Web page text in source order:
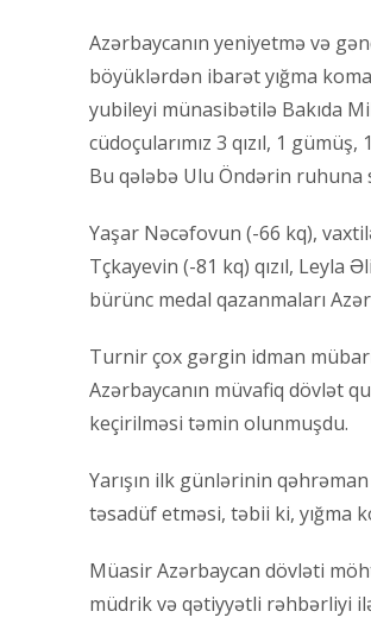
Azərbaycanın yeniyetmə və
böyüklərdən ibarət yığma
yubileyi münasibətilə Bakıda
cüdoçularımız 3 qızıl, 1
Bu qələbə Ulu Öndərin ruhuna
Yaşar Nəcəfovun (-66 kq),
Tçkayevin (-81 kq) qızıl, Leyla
bürünc medal qazanmaları
Turnir çox gərgin idman
Azərbaycanın müvafiq dövlət
keçirilməsi təmin olunmuşdu.
Yarışın ilk günlərinin
təsadüf etməsi, təbii ki, yığma
Müasir Azərbaycan dövləti
müdrik və qətiyyətli rəhbərliyi